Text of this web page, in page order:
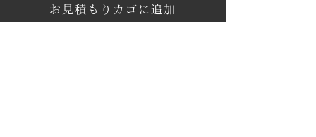
お見積もりカゴに追加